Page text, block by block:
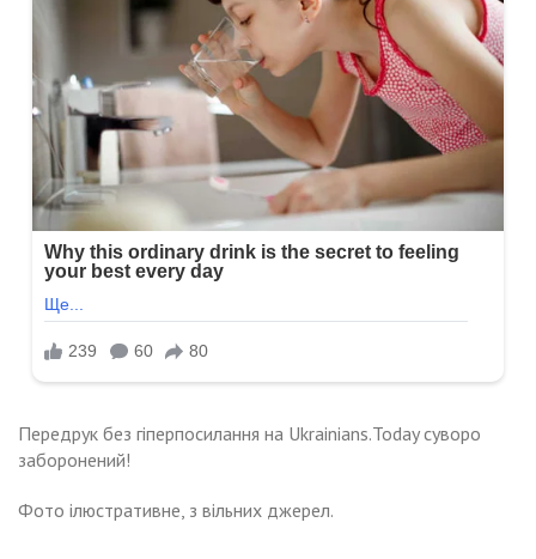
Передрук без гіперпосилання на Ukrainians.Today суворо
заборонений!
Фото ілюстративне, з вільних джерел.